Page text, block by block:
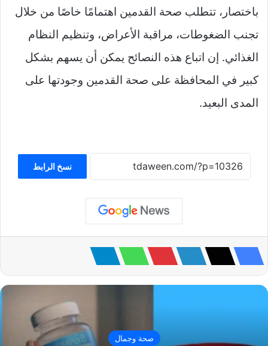
باختصار، تتطلب صحة القدمين اهتمامًا خاصًا من خلال
تجنب الضغوطات، مراقبة الأعراض، وتنظيم النظام
الغذائي. إن اتباع هذه النصائح يمكن أن يسهم بشكل
كبير في المحافظة على صحة القدمين وجودتها على
المدى البعيد.
نسخ الرابط
صحة وجمال